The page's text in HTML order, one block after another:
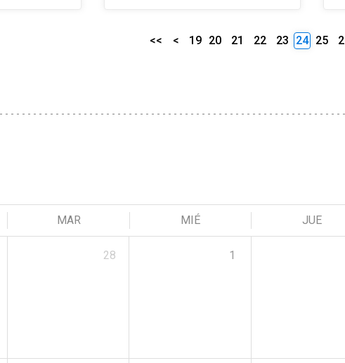
<< < 19 20 21 22 23 24 25
MAR MIÉ JUE
28 1